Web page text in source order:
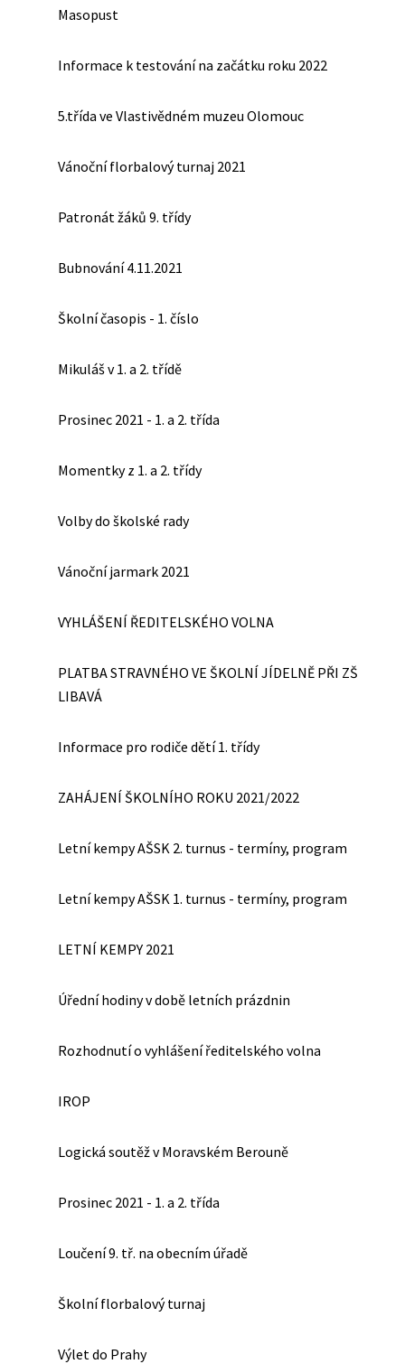
Masopust
Informace k testování na začátku roku 2022
5.třída ve Vlastivědném muzeu Olomouc
Vánoční florbalový turnaj 2021
Patronát žáků 9. třídy
Bubnování 4.11.2021
Školní časopis - 1. číslo
Mikuláš v 1. a 2. třídě
Prosinec 2021 - 1. a 2. třída
Momentky z 1. a 2. třídy
Volby do školské rady
Vánoční jarmark 2021
VYHLÁŠENÍ ŘEDITELSKÉHO VOLNA
PLATBA STRAVNÉHO VE ŠKOLNÍ JÍDELNĚ PŘI ZŠ
LIBAVÁ
Informace pro rodiče dětí 1. třídy
ZAHÁJENÍ ŠKOLNÍHO ROKU 2021/2022
Letní kempy AŠSK 2. turnus - termíny, program
Letní kempy AŠSK 1. turnus - termíny, program
LETNÍ KEMPY 2021
Úřední hodiny v době letních prázdnin
Rozhodnutí o vyhlášení ředitelského volna
IROP
Logická soutěž v Moravském Berouně
Prosinec 2021 - 1. a 2. třída
Loučení 9. tř. na obecním úřadě
Školní florbalový turnaj
Výlet do Prahy